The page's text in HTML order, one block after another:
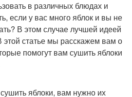
в различных блюдах и
если у вас много яблок и вы не
В этом случае лучшей идеей
этой статье мы расскажем вам о
помогут вам сушить яблоки
яблоки, вам нужно их